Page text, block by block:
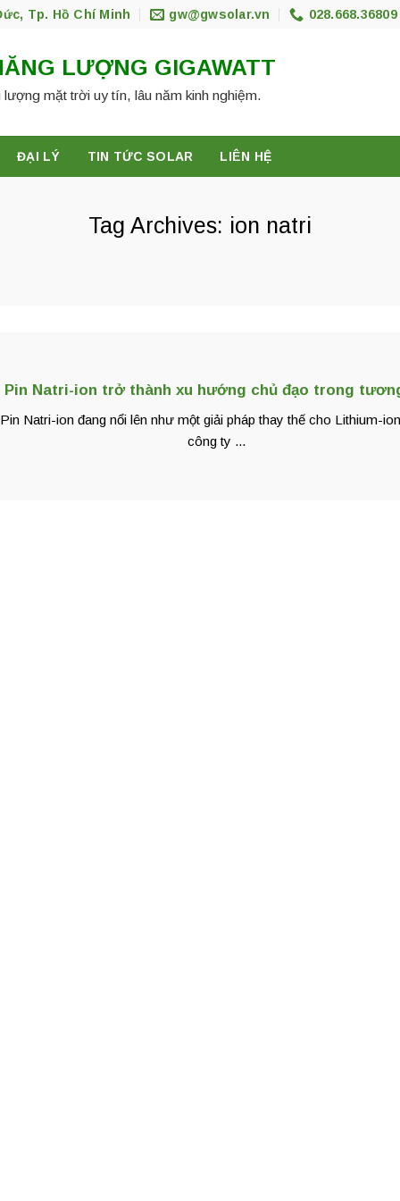
Tp. Hồ Chí Minh gw@gwsolar.vn 028.668.36809
LƯỢNG GIGAWATT
mặt trời uy tín, lâu năm kinh nghiệm.
ĐẠI LÝ TIN TỨC SOLAR LIÊN HỆ
Tag Archives: ion natri
Pin Natri-ion trở thành xu hướng chủ đạo trong
Pin Natri-ion đang nổi lên như một giải pháp thay thế cho Lithium-
công ty ...